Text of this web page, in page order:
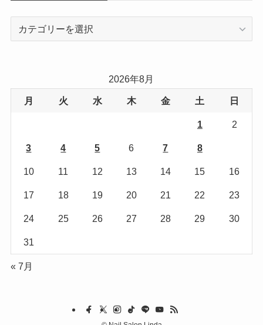
2026年8月
月 火 水 木 金 土 日
1 2
3 4 5 6 7 8
10 11 12 13 14 15 16
17 18 19 20 21 22 23
24 25 26 27 28 29 30
31
« 7月